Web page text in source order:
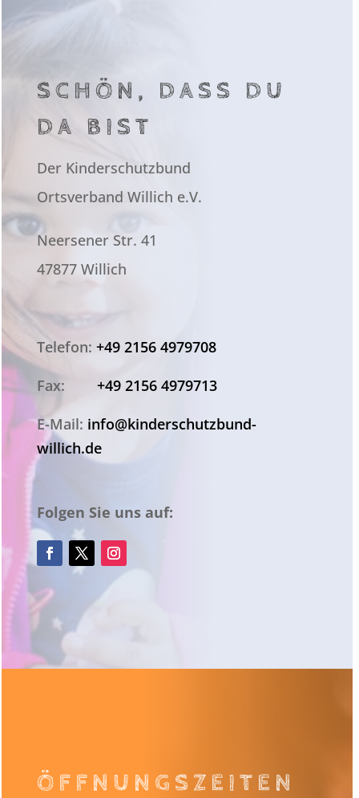
SCHÖN, DASS DU
DA BIST
Der Kinderschutzbund
Ortsverband Willich e.V.
Neersener Str. 41
47877 Willich
Telefon: +49 2156 4979708
Fax:
+49 2156 4979713
E-Mail: info@kinderschutzbund-
willich.de
Folgen Sie uns auf:
ÖFFNUNGSZEITEN